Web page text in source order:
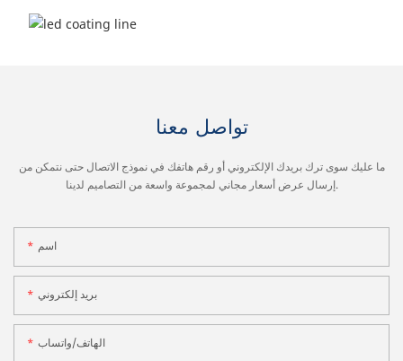
تواصل معنا
ما عليك سوى ترك بريدك الإلكتروني أو رقم هاتفك في نموذج الاتصال حتى نتمكن من
إرسال عرض أسعار مجاني لمجموعة واسعة من التصاميم لدينا.
اسم
بريد إلكتروني
الهاتف/واتساب